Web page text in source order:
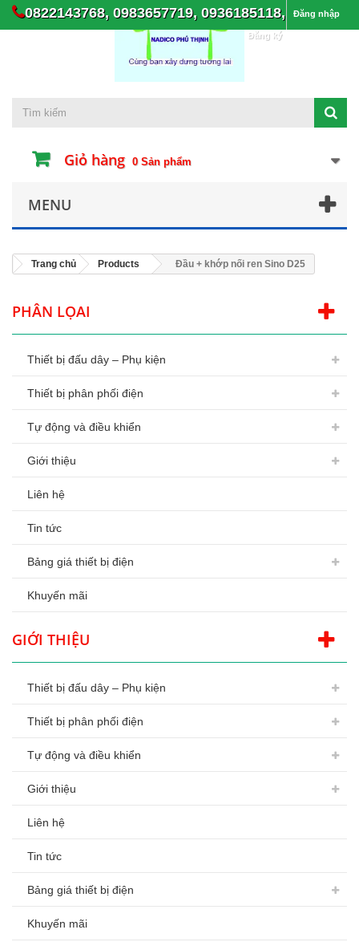
0822143768, 0983657719, 0936185118, Đăng nhập
Đăng ký
Giỏ hàng 0 Sản phẩm
MENU
Trang chủ Products Đầu + khớp nối ren Sino D25
PHÂN LỌAI
Thiết bị đấu dây – Phụ kiện
Thiết bị phân phối điện
Tự động và điều khiển
Giới thiệu
Liên hệ
Tin tức
Bảng giá thiết bị điện
Khuyến mãi
GIỚI THIỆU
Thiết bị đấu dây – Phụ kiện
Thiết bị phân phối điện
Tự động và điều khiển
Giới thiệu
Liên hệ
Tin tức
Bảng giá thiết bị điện
Khuyến mãi